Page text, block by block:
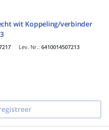
wit Koppeling/verbinder
Lev. Nr.: 6410014507213